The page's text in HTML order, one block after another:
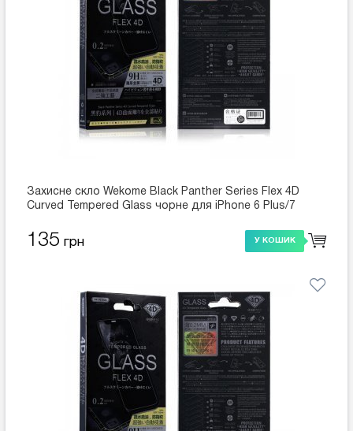
Захисне скло Wekome Black Panther Series Flex 4D
Curved Tempered Glass чорне для iPhone 6 Plus/7
135 грн У КОШИК